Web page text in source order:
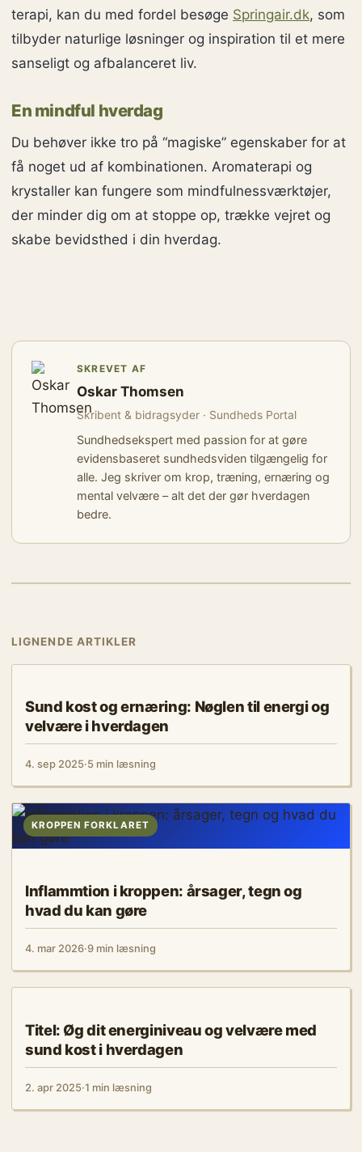
terapi, kan du med fordel besøge Springair.dk, som
tilbyder naturlige løsninger og inspiration til et mere
sanseligt og afbalanceret liv.
En mindful hverdag
Du behøver ikke tro på “magiske” egenskaber for at
få noget ud af kombinationen. Aromaterapi og
krystaller kan fungere som mindfulnessværktøjer,
der minder dig om at stoppe op, trække vejret og
skabe bevidsthed i din hverdag.
SKREVET AF
Oskar Thomsen
Skribent & bidragsyder · Sundheds Portal
Sundhedsekspert med passion for at gøre
evidensbaseret sundhedsviden tilgængelig for
alle. Jeg skriver om krop, træning, ernæring og
mental velvære – alt det der gør hverdagen
bedre.
LIGNENDE ARTIKLER
Sund kost og ernæring: Nøglen til energi og
velvære i hverdagen
4. sep 2025·5 min læsning
KROPPEN FORKLARET
Inflammtion i kroppen: årsager, tegn og
hvad du kan gøre
4. mar 2026·9 min læsning
Titel: Øg dit energiniveau og velvære med
sund kost i hverdagen
2. apr 2025·1 min læsning